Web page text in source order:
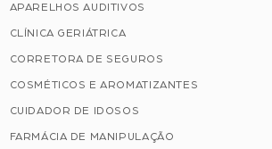
APARELHOS AUDITIVOS
CLÍNICA GERIÁTRICA
CORRETORA DE SEGUROS
COSMÉTICOS E AROMATIZANTES
CUIDADOR DE IDOSOS
FARMÁCIA DE MANIPULAÇÃO